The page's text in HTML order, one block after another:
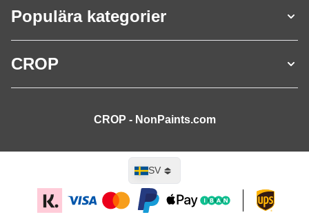
Populära kategorier
CROP
CROP - NonPaints.com
SV